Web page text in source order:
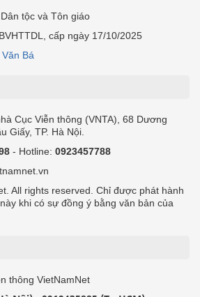
tộc và Tôn giáo
cấp ngày 17/10/2025
Bá
Cục Viễn thông (VNTA), 68 Dương
Giấy, TP. Hà Nội.
- Hotline: 0923457788
All rights reserved. Chỉ được phát hành
khi có sự đồng ý bằng văn bản của
thông VietNamNet